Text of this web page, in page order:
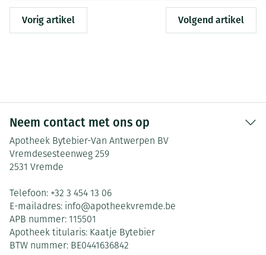
Vorig artikel Volgend artikel
Neem contact met ons op
Apotheek Bytebier-Van Antwerpen BV
Vremdesesteenweg 259
2531 Vremde
Telefoon: +32 3 454 13 06
E-mailadres: info@apotheekvremde.be
APB nummer: 115501
Apotheek titularis: Kaatje Bytebier
BTW nummer: BE0441636842